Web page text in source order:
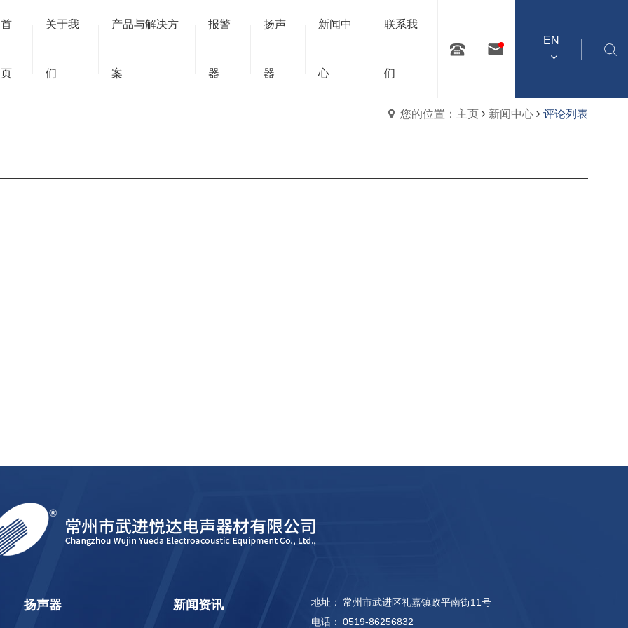
首
页
关于我
们
产品与解决方
案
报警
器
扬声
器
新闻中
心
联系我
们
EN
您的位置：主页 新闻中心 评论列表
扬声器 新闻资讯 地址： 常州市武进区礼嘉镇政平南街11号
电话： 0519-86256832